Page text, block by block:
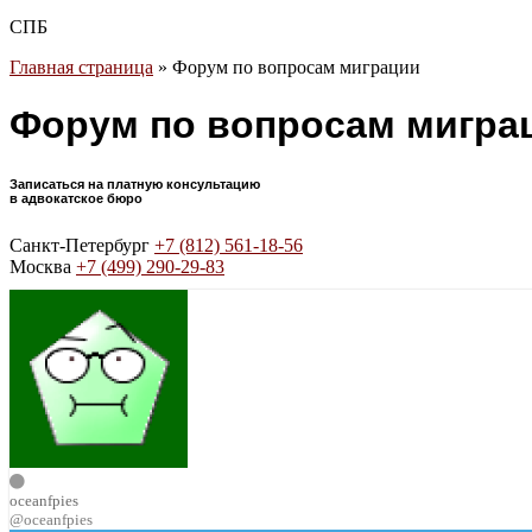
СПБ
Главная страница » Форум по вопросам миграции
Форум по вопросам
Записаться на платную консультацию
в адвокатское бюро
Санкт-Петербург +7 (812) 561-18-56
Москва +7 (499) 290-29-83
oceanfpies
@oceanfpies